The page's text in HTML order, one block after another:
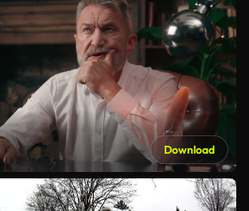
Download